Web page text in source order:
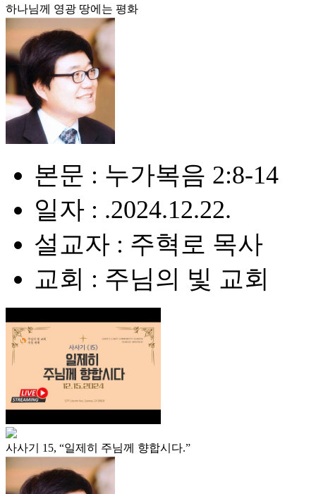
하나님께 영광 땅에는 평화
본문 : 누가복음 2:8-14
일자 : .2024.12.22.
설교자 : 주혁로 목사
교회 : 주님의 빛 교회
사사기 15, “일제히 주님께 향합시다.”